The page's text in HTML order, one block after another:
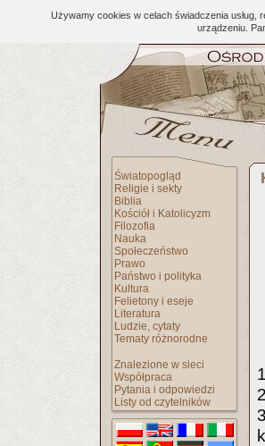
Używamy cookies w celach świadczenia usług,
urządzeniu.
Światopogląd
Religie i sekty
Biblia
Kościół i Katolicyzm
Filozofia
Nauka
Społeczeństwo
Prawo
Państwo i polityka
Kultura
Felietony i eseje
Literatura
Ludzie, cytaty
Tematy różnorodne
Znalezione w sieci
Współpraca
Pytania i odpowiedzi
Listy od czytelników